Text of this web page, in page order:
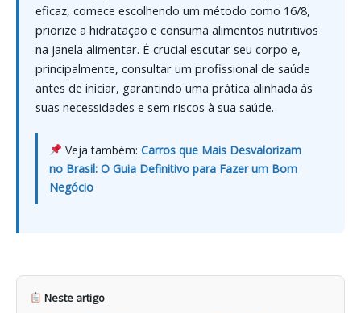
eficaz, comece escolhendo um método como 16/8,
priorize a hidratação e consuma alimentos nutritivos
na janela alimentar. É crucial escutar seu corpo e,
principalmente, consultar um profissional de saúde
antes de iniciar, garantindo uma prática alinhada às
suas necessidades e sem riscos à sua saúde.
Veja também: Carros que Mais Desvalorizam
no Brasil: O Guia Definitivo para Fazer um Bom
Negócio
Neste artigo